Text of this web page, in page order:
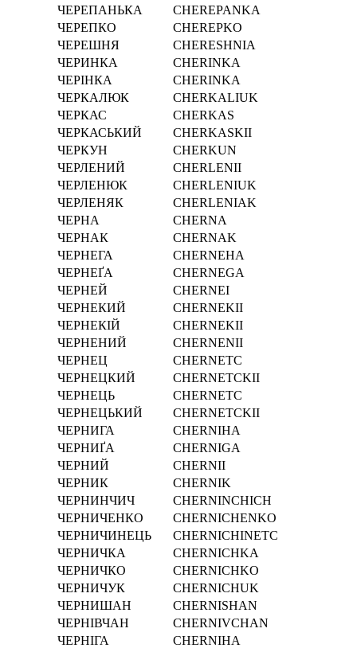
ЧЕРЕПАНЬКА
CHEREPANKA
ЧЕРЕПКО
CHEREPKO
ЧЕРЕШНЯ
CHERESHNIA
ЧЕРИНКА
CHERINKA
ЧЕРІНКА
CHERІNKA
ЧЕРКАЛЮК
CHERKALIUK
ЧЕРКАС
CHERKAS
ЧЕРКАСЬКИЙ
CHERKASKII
ЧЕРКУН
CHERKUN
ЧЕРЛЕНИЙ
CHERLENII
ЧЕРЛЕНЮК
CHERLENIUK
ЧЕРЛЕНЯК
CHERLENIAK
ЧЕРНА
CHERNA
ЧЕРНАК
CHERNAK
ЧЕРНЕГА
CHERNEHA
ЧЕРНЕҐА
CHERNEGA
ЧЕРНЕЙ
CHERNEI
ЧЕРНЕКИЙ
CHERNEKII
ЧЕРНЕКІЙ
CHERNEKІI
ЧЕРНЕНИЙ
CHERNENII
ЧЕРНЕЦ
CHERNETC
ЧЕРНЕЦКИЙ
CHERNETCKII
ЧЕРНЕЦЬ
CHERNETC
ЧЕРНЕЦЬКИЙ
CHERNETCKII
ЧЕРНИГА
CHERNIHA
ЧЕРНИҐА
CHERNIGA
ЧЕРНИЙ
CHERNII
ЧЕРНИК
CHERNIK
ЧЕРНИНЧИЧ
CHERNINCHICH
ЧЕРНИЧЕНКО
CHERNICHENKO
ЧЕРНИЧИНЕЦЬ
CHERNICHINETC
ЧЕРНИЧКА
CHERNICHKA
ЧЕРНИЧКО
CHERNICHKO
ЧЕРНИЧУК
CHERNICHUK
ЧЕРНИШАН
CHERNISHAN
ЧЕРНІВЧАН
CHERNІVCHAN
ЧЕРНІГА
CHERNІHA